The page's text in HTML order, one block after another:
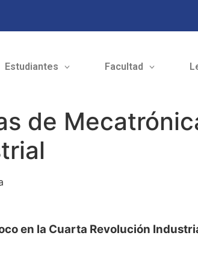
Estudiantes Facultad
de
en la Cuarta Revolución